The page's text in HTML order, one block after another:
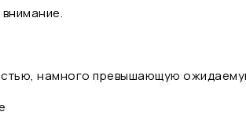
намного превышающую